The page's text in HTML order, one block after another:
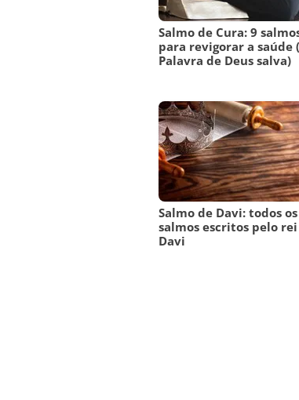
Salmo de Cura: 9
para revigorar a saúde
Palavra de Deus salva)
Salmo de Davi: todos os
salmos escritos pelo rei
Davi